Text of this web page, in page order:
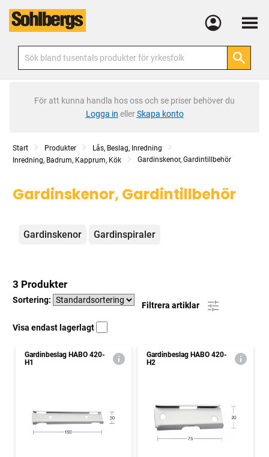
Meny
För att kunna handla hos oss och se priser behöver du
Logga in ellerSkapa konto
Start Produkter
Lås, Beslag, Inredning
Inredning, Badrum, Kapprum, Kök
Gardinskenor, Gardintillbehör
Gardinskenor, Gardintillbehör
Kategorier
Gardinskenor Gardinspiraler
3 Produkter
Sortering:
Filtrera artiklar
Visa endast lagerlagt
Gardinbeslag HABO 420-
H1
Gardinbeslag HABO 420-
H2